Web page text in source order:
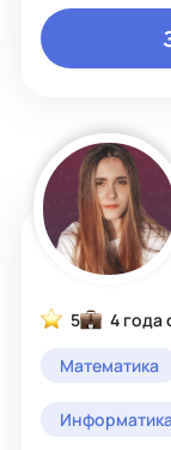
5 4 года
Математика
Информатика